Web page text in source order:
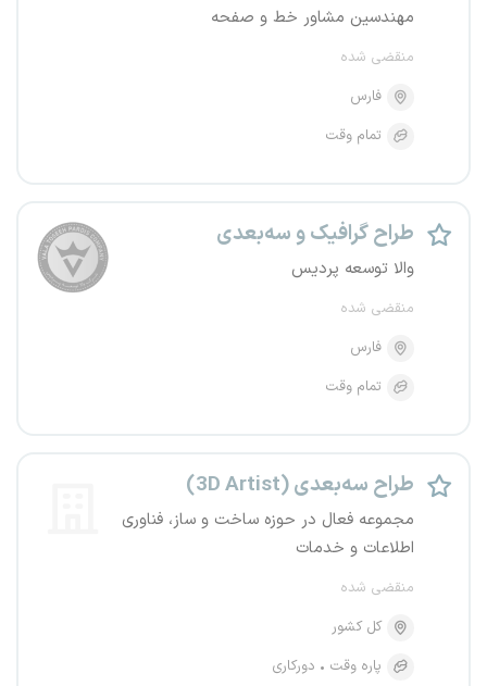
مهندسین مشاور خط و صفحه
منقضی شده
فارس
تمام وقت
طراح گرافیک و سه‌بعدی
والا توسعه پردیس
منقضی شده
فارس
تمام وقت
طراح سه‌بعدی (3D Artist)
مجموعه فعال در حوزه ساخت و ساز، فناوری
اطلاعات و خدمات
منقضی شده
کل کشور
پاره وقت
دورکاری